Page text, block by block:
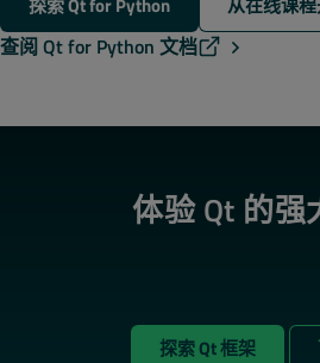
查阅 Qt for Python 文档
体验 Qt 的强
探索 Qt 框架